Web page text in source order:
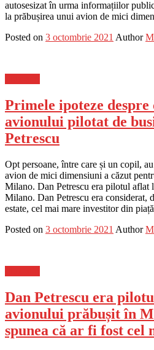
autosesizat în urma informațiilor
la prăbușirea unui avion de mici
Posted on 3 octombrie 2021 Author
Primele ipoteze
avionului pilotat de
Petrescu
Opt persoane, între care și un copil,
avion de mici dimensiuni a căzut
Milano. Dan Petrescu era pilotul aflat
Milano. Dan Petrescu era considerat,
estate, cel mai mare investitor din
Posted on 3 octombrie 2021 Author
Dan Petrescu era
avionului prăbușit în
spunea că ar fi fost cel